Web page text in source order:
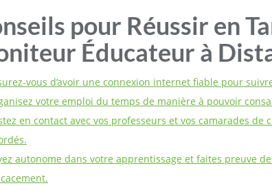
pour Réussir en
Éducateur à
vous d’avoir une connexion internet fiable pour
votre emploi du temps de manière à pouvoir
en contact avec vos professeurs et vos camarades de
autonome dans votre apprentissage et faites preuve